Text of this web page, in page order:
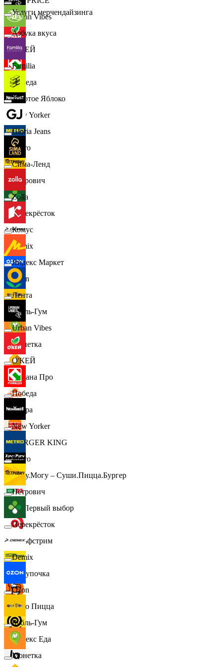
Urban Vibes
О'КЕЙ
Победа
New Yorker
Metro
Петрович
Перекрёсток
Demix
Ozon
Бубль-Гум
Монетка
Лемана Про
7 утра
BURGER KING
Хочу.Могу – Суши.Пицца.Бургер
B1 Первый выбор
Гольфстрим
Покупочка
Додо Пицца
Яндекс Еда
Азбука вкуса
Familia
Золотое Яблоко
Gloria Jeans
Сима-Ленд
Zolla
Комус
Яндекс Маркет
Лента
Urban Vibes
О'КЕЙ
Победа
New Yorker
Metro
Петрович
Перекрёсток
Demix
Ozon
Бубль-Гум
Монетка
Услуги мерчендайзинга